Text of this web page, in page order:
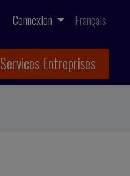
Connexion Français
Services Entreprises